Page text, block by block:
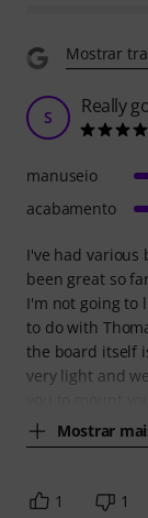
Mostrar
S Really
I've had various
been great so
I'm not going to
to do with
the board itself
very light and
Mostrar
manuseio
acabamento
1 1